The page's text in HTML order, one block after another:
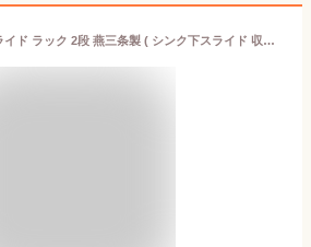
シンク下 収納 スライド ラック 2段 燕三条製 ( シンク下スライド 収納 コンロ下 コンロ下収納 ステンレス フライパン 鍋 なべ 棚 引出し キッチンラック キッチン収納 台所収納 川口工器 日本製 送料無料 ）